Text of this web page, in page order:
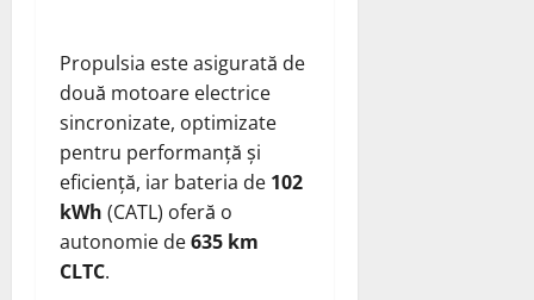
Propulsia este asigurată de
două motoare electrice
sincronizate, optimizate
pentru performanță și
eficiență, iar bateria de 102
kWh (CATL) oferă o
autonomie de635 km
CLTC.